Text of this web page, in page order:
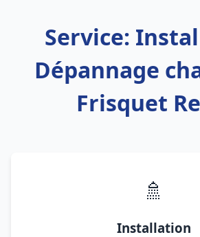
Service:
Dépannage
Frisquet
🚿
Installation